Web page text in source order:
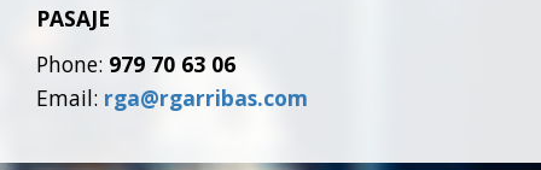
PASAJE
Phone: 979 70 63 06
Email: rga@rgarribas.com